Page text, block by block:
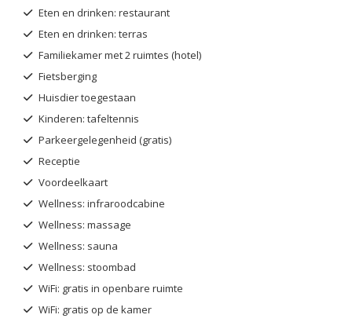
Eten en drinken: restaurant
Eten en drinken: terras
Familiekamer met 2 ruimtes (hotel)
Fietsberging
Huisdier toegestaan
Kinderen: tafeltennis
Parkeergelegenheid (gratis)
Receptie
Voordeelkaart
Wellness: infraroodcabine
Wellness: massage
Wellness: sauna
Wellness: stoombad
WiFi: gratis in openbare ruimte
WiFi: gratis op de kamer